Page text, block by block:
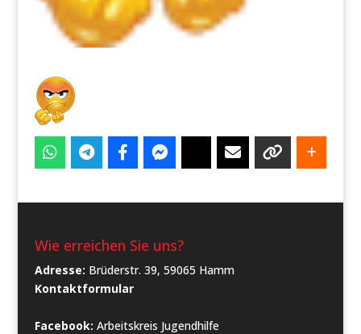
Wie erreichen Sie uns?
Adresse: Brüderstr. 39, 59065 Hamm
Kontaktformular
Facebook: Arbeitskreis Jugendhilfe